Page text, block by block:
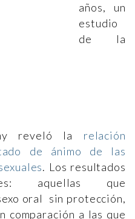
años, un
estudio
de la
reveló la relación
de ánimo de las
. Los resultados
aquellas que
oral sin protección,
comparación a las que